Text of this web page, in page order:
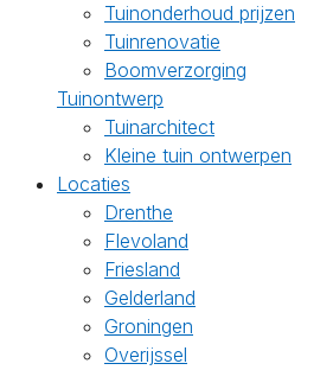
Tuinonderhoud prijzen
Tuinrenovatie
Boomverzorging
Tuinontwerp
Tuinarchitect
Kleine tuin ontwerpen
Locaties
Drenthe
Flevoland
Friesland
Gelderland
Groningen
Overijssel